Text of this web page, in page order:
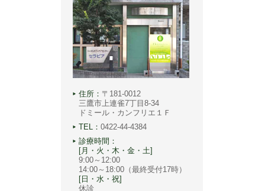
住所： 〒181-0012
三鷹市上連雀7丁目8-34
ドミール・カンフリエ１Ｆ
TEL： 0422-44-4384
診療時間：
[月・火・木・金・土]
9:00～12:00
14:00～18:00（最終受付17時）
[日・水・祝]
休診